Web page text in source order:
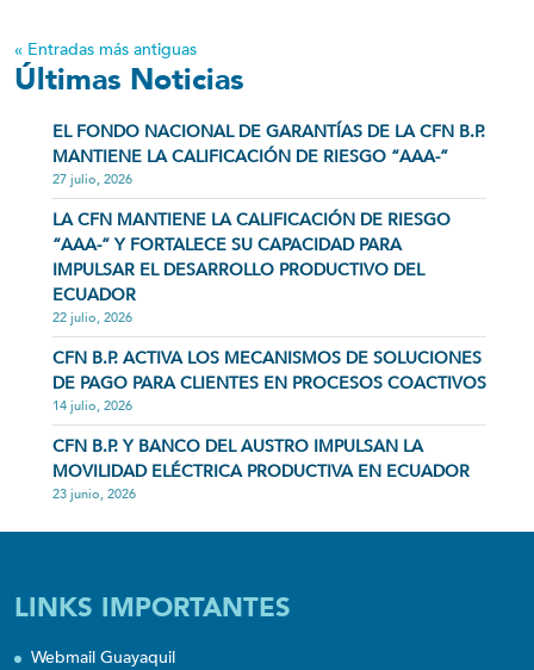
« Entradas más antiguas
Últimas Noticias
EL FONDO NACIONAL DE GARANTÍAS DE LA CFN B.P.
MANTIENE LA CALIFICACIÓN DE RIESGO “AAA-”
27 julio, 2026
LA CFN MANTIENE LA CALIFICACIÓN DE RIESGO
“AAA-” Y FORTALECE SU CAPACIDAD PARA
IMPULSAR EL DESARROLLO PRODUCTIVO DEL
ECUADOR
22 julio, 2026
CFN B.P. ACTIVA LOS MECANISMOS DE SOLUCIONES
DE PAGO PARA CLIENTES EN PROCESOS COACTIVOS
14 julio, 2026
CFN B.P. Y BANCO DEL AUSTRO IMPULSAN LA
MOVILIDAD ELÉCTRICA PRODUCTIVA EN ECUADOR
23 junio, 2026
LINKS IMPORTANTES
Webmail Guayaquil